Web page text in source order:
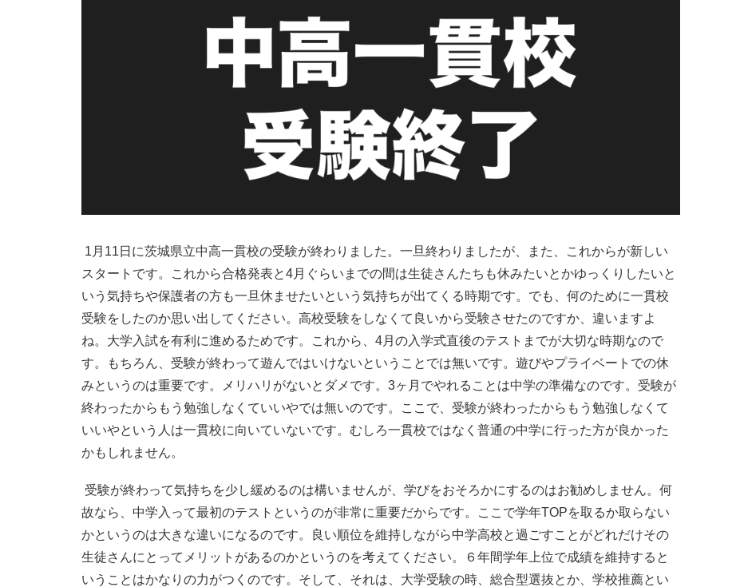
1月11日に茨城県立中高一貫校の受験が終わりました。一旦終わりましたが、また、これからが新しい
スタートです。これから合格発表と4月ぐらいまでの間は生徒さんたちも休みたいとかゆっくりしたいと
いう気持ちや保護者の方も一旦休ませたいという気持ちが出てくる時期です。でも、何のために一貫校
受験をしたのか思い出してください。高校受験をしなくて良いから受験させたのですか、違いますよ
ね。大学入試を有利に進めるためです。これから、4月の入学式直後のテストまでが大切な時期なので
す。もちろん、受験が終わって遊んではいけないということでは無いです。遊びやプライベートでの休
みというのは重要です。メリハリがないとダメです。3ヶ月でやれることは中学の準備なのです。受験が
終わったからもう勉強しなくていいやでは無いのです。ここで、受験が終わったからもう勉強しなくて
いいやという人は一貫校に向いていないです。むしろ一貫校ではなく普通の中学に行った方が良かった
かもしれません。
受験が終わって気持ちを少し緩めるのは構いませんが、学びをおそろかにするのはお勧めしません。何
故なら、中学入って最初のテストというのが非常に重要だからです。ここで学年TOPを取るか取らない
かというのは大きな違いになるのです。良い順位を維持しながら中学高校と過ごすことがどれだけその
生徒さんにとってメリットがあるのかというのを考えてください。６年間学年上位で成績を維持すると
いうことはかなりの力がつくのです。そして、それは、大学受験の時、総合型選抜とか、学校推薦とい